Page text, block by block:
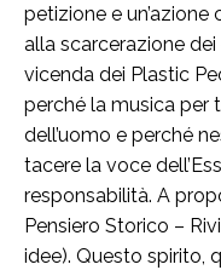
petizione e
alla scarcerazione
vicenda dei Plastic
perché la musica per
dell’uomo e perché
tacere la voce
responsabilità. A
Pensiero Storico –
idee). Questo spirito,